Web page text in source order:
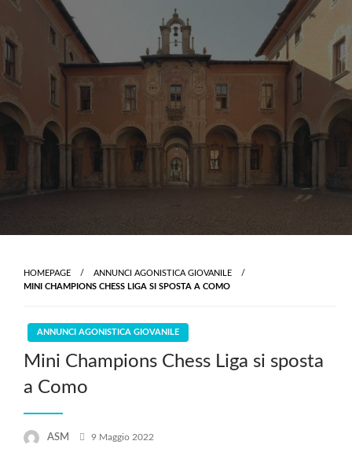
content
HOMEPAGE
ANNUNCI AGONISTICA GIOVANILE
MINI CHAMPIONS CHESS LIGA SI SPOSTA A COMO
ANNUNCI AGONISTICA GIOVANILE
Mini Champions Chess Liga si sposta
a Como
ASM
Posted
9 Maggio 2022